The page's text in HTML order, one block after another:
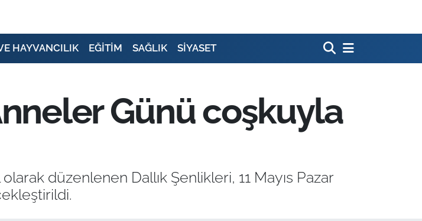
HAYVANCILIK EĞİTİM SAĞLIK SİYASET
Günü coşkuyla
düzenlenen Dallık Şenlikleri, 11 Mayıs Pazar